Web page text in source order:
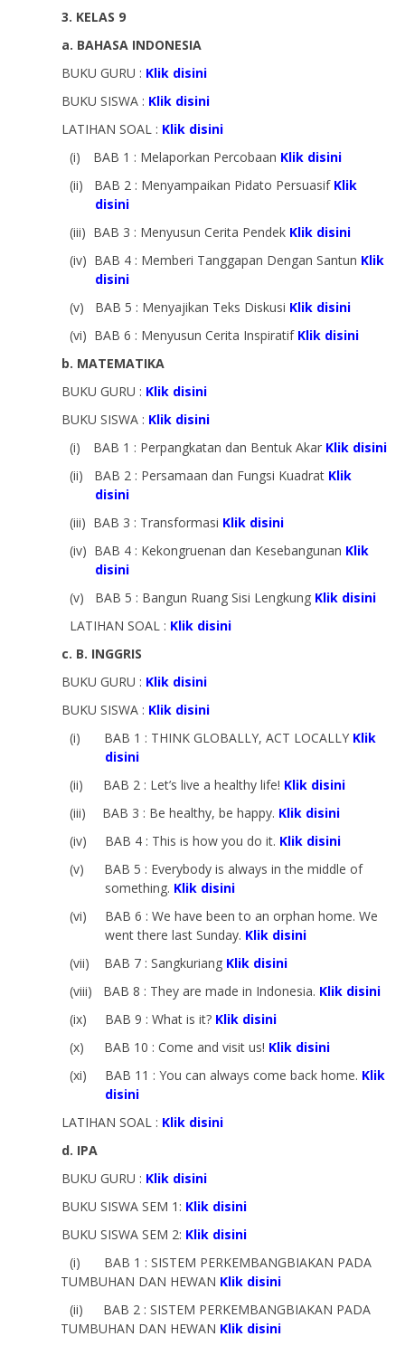
3. KELAS 9
a. BAHASA INDONESIA
BUKU GURU : Klik disini
BUKU SISWA : Klik disini
LATIHAN SOAL : Klik disini
(i)
BAB 1 : Melaporkan Percobaan Klik disini
(ii)
BAB 2 : Menyampaikan Pidato Persuasif Klik
disini
(iii) BAB 3 : Menyusun Cerita Pendek Klik disini
(iv) BAB 4 : Memberi Tanggapan Dengan Santun Klik
disini
(v)
BAB 5 : Menyajikan Teks Diskusi Klik disini
(vi) BAB 6 : Menyusun Cerita Inspiratif Klik disini
b. MATEMATIKA
BUKU GURU : Klik disini
BUKU SISWA : Klik disini
(i)
BAB 1 : Perpangkatan dan Bentuk Akar Klik disini
(ii)
BAB 2 : Persamaan dan Fungsi Kuadrat Klik
disini
(iii) BAB 3 : Transformasi Klik disini
(iv) BAB 4 : Kekongruenan dan Kesebangunan Klik
disini
(v)
BAB 5 : Bangun Ruang Sisi Lengkung Klik disini
LATIHAN SOAL : Klik disini
c. B. INGGRIS
BUKU GURU : Klik disini
BUKU SISWA : Klik disini
(i)
BAB 1 : THINK GLOBALLY, ACT LOCALLY Klik
disini
(ii)
BAB 2 : Let’s live a healthy life! Klik disini
(iii)
BAB 3 : Be healthy, be happy. Klik disini
(iv)
BAB 4 : This is how you do it. Klik disini
(v)
BAB 5 : Everybody is always in the middle of
something. Klik disini
(vi)
BAB 6 : We have been to an orphan home. We
went there last Sunday. Klik disini
(vii)
BAB 7 : Sangkuriang Klik disini
(viii)
BAB 8 : They are made in Indonesia. Klik disini
(ix)
BAB 9 : What is it? Klikdisini
(x)
BAB 10 : Come and visit us! Klik disini
(xi)
BAB 11 : You can always come back home. Klik
disini
LATIHAN SOAL : Klik disini
d. IPA
BUKU GURU : Klik disini
BUKU SISWA SEM 1: Klik disini
BUKU SISWA SEM 2: Klik disini
(i)
BAB 1 : SISTEM PERKEMBANGBIAKAN PADA
TUMBUHAN DAN HEWAN Klik disini
(ii)
BAB 2 : SISTEM PERKEMBANGBIAKAN PADA
TUMBUHAN DAN HEWAN Klik disini